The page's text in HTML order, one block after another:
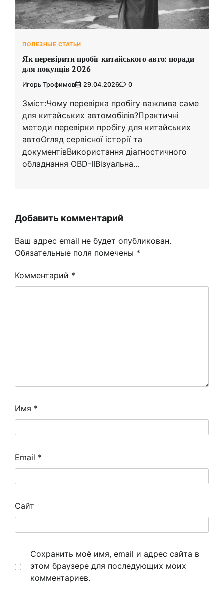
ПОЛЕЗНЫЕ СТАТЬИ
Як перевірити пробіг китайського авто: поради
для покупців 2026
Игорь Трофимов 29.04.2026 0
Зміст:Чому перевірка пробігу важлива саме
для китайських автомобілів?Практичні
методи перевірки пробігу для китайських
автоОгляд сервісної історії та
документівВикористання діагностичного
обладнання OBD-IIВізуальна…
Добавить комментарий
Ваш адрес email не будет опубликован.
Обязательные поля помечены *
Комментарий *
Имя *
Email *
Сайт
Сохранить моё имя, email и адрес сайта в
этом браузере для последующих моих
комментариев.